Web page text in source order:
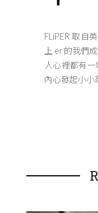
FLiPER 取自
上 er 的我們
人心裡都有
內心發起小小